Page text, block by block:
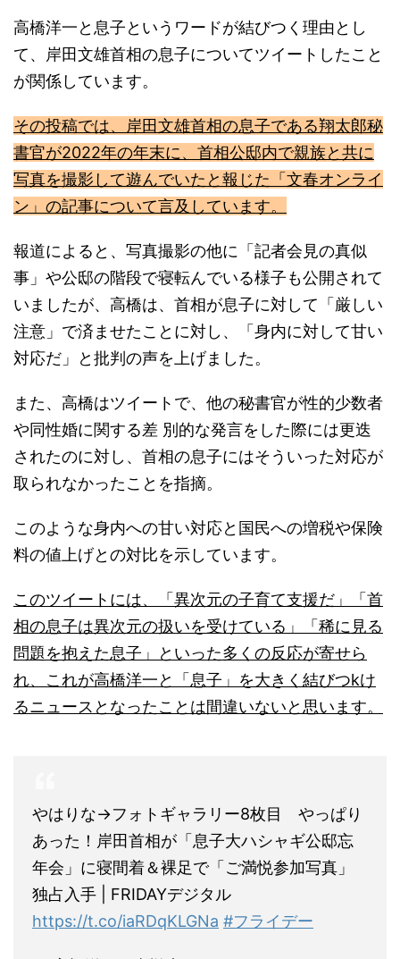
高橋洋一と息子というワードが結びつく理由とし
て、岸田文雄首相の息子についてツイートしたこと
が関係しています。
その投稿では、岸田文雄首相の息子である翔太郎秘
書官が2022年の年末に、首相公邸内で親族と共に
写真を撮影して遊んでいたと報じた「文春オンライ
ン」の記事について言及しています。
報道によると、写真撮影の他に「記者会見の真似
事」や公邸の階段で寝転んでいる様子も公開されて
いましたが、高橋は、首相が息子に対して「厳しい
注意」で済ませたことに対し、「身内に対して甘い
対応だ」と批判の声を上げました。
また、高橋はツイートで、他の秘書官が性的少数者
や同性婚に関する差 別的な発言をした際には更迭
されたのに対し、首相の息子にはそういった対応が
取られなかったことを指摘。
このような身内への甘い対応と国民への増税や保険
料の値上げとの対比を示しています。
このツイートには、「異次元の子育て支援だ」「首
相の息子は異次元の扱いを受けている」「稀に見る
問題を抱えた息子」といった多くの反応が寄せら
れ、これが高橋洋一と「息子」を大きく結びつkけ
るニュースとなったことは間違いないと思います。
あった！岸田首相が「息子大ハシャギ公邸忘
年会」に寝間着＆裸足で「ご満悦参加写真」
独占入手 | FRIDAYデジタル
https://t.co/iaRDqKLGNa #フライデー